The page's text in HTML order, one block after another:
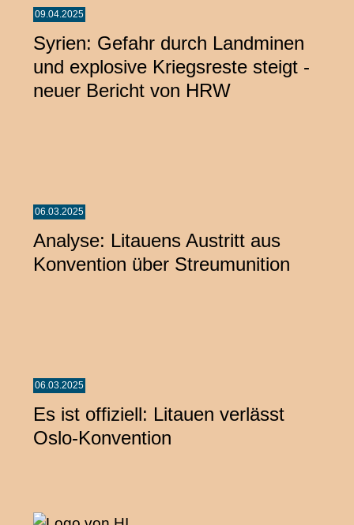
09.04.2025
Syrien: Gefahr durch Landminen
und explosive Kriegsreste steigt -
neuer Bericht von HRW
06.03.2025
Analyse: Litauens Austritt aus
Konvention über Streumunition
06.03.2025
Es ist offiziell: Litauen verlässt
Oslo-Konvention